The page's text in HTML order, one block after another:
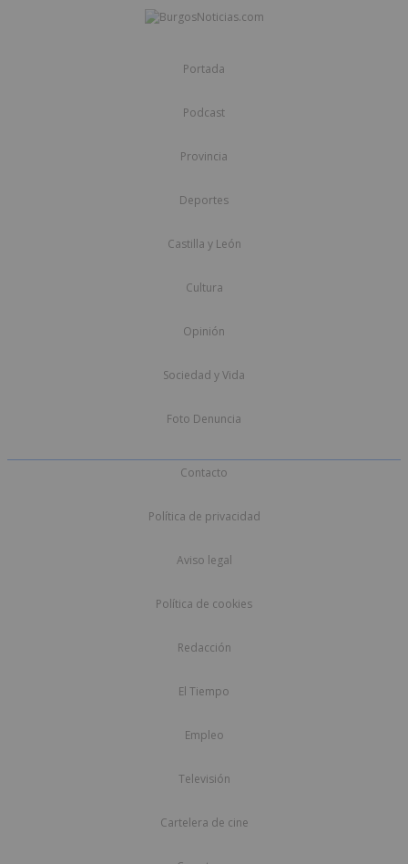
Portada
Podcast
Provincia
Deportes
Castilla y León
Cultura
Opinión
Sociedad y Vida
Foto Denuncia
Contacto
Política de privacidad
Aviso legal
Política de cookies
Redacción
El Tiempo
Empleo
Televisión
Cartelera de cine